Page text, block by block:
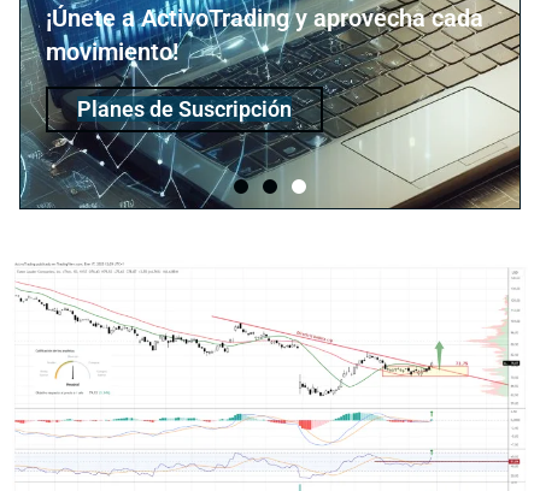
¡Únete a ActivoTrading y aprovecha cada
movimiento!
Planes de Suscripción